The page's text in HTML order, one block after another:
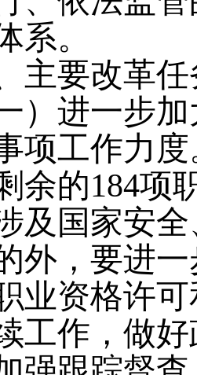
系。
主要改革任
一）进一步
项工作力度
余的184项
及国家安
外，要进
业资格许
工作，做